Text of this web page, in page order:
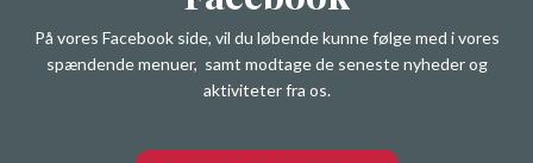
På vores Facebook side, vil du løbende kunne følge med i vores
spændende menuer, samt modtage de seneste nyheder og
aktiviteter fra os.